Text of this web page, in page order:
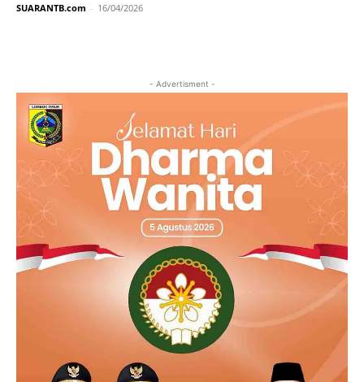
SUARANTB.com - 16/04/2026
- Advertisment -